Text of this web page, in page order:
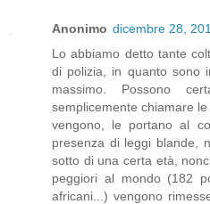
Anonimo dicembre 28,
Lo abbiamo detto tante
di polizia, in quanto sono
massimo. Possono
semplicemente chiamare
vengono, le portano al
presenza di leggi blande,
sotto di una certa età,
peggiori al mondo (182
africani...) vengono